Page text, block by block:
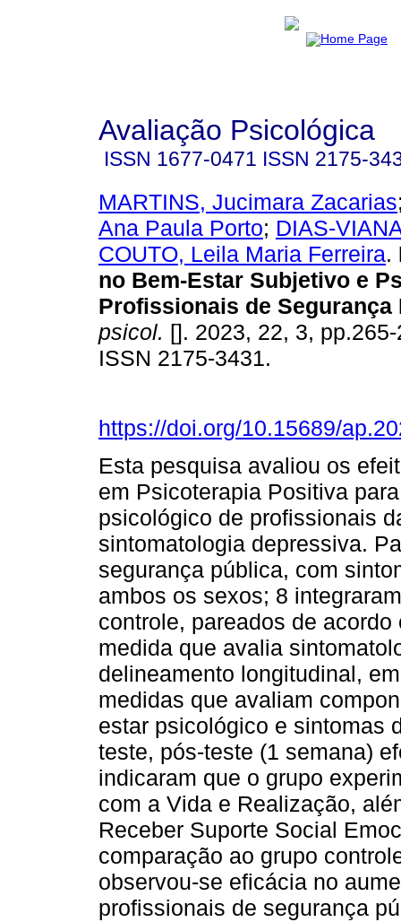
Avaliação Psicológica
ISSN 1677-0471 ISSN 2175-
MARTINS, Jucimara Zacarias
Ana Paula Porto; DIAS-
COUTO, Leila Maria Ferreira.
no Bem-Estar Subjetivo e
Profissionais de Segurança
psicol. []. 2023, 22, 3,
ISSN 2175-3431.
https://doi.org/10.15689/
Esta pesquisa avaliou os
em Psicoterapia Positiva
psicológico de profissionais
sintomatologia depressiva.
segurança pública, com
ambos os sexos; 8
controle, pareados de
medida que avalia
delineamento longitudinal,
medidas que avaliam
estar psicológico e sintomas
teste, pós-teste (1 semana)
indicaram que o grupo
com a Vida e Realização,
Receber Suporte Social
comparação ao grupo
observou-se eficácia no
profissionais de segurança